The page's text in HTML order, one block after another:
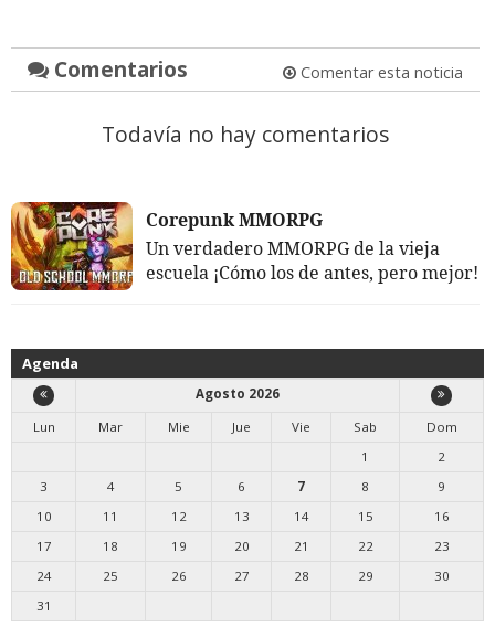
Comentarios Comentar esta noticia
Todavía no hay comentarios
Corepunk MMORPG
Un verdadero MMORPG de la vieja
escuela ¡Cómo los de antes, pero mejor!
Agenda
Agosto 2026
Lun
Mar Mie Jue Vie Sab
Dom
1
2
3
4 5 6 7 8
9
10
11 12 13 14 15
16
17
18 19 20 21 22
23
24
25 26 27 28 29
30
31